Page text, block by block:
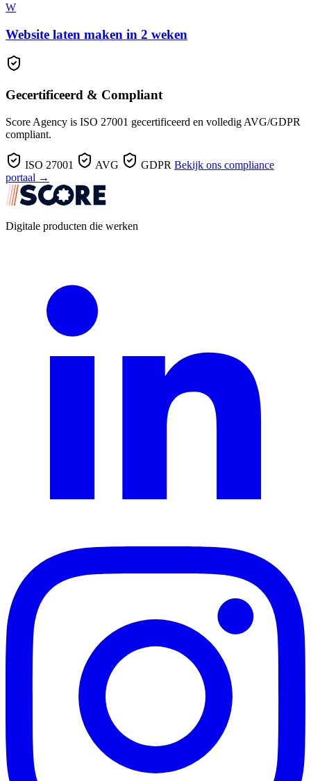
W
Website laten maken in 2 weken
Gecertificeerd & Compliant
Score Agency is ISO 27001 gecertificeerd en volledig AVG/GDPR
compliant.
ISO 27001 AVG GDPR Bekijk ons compliance
portaal →
Digitale producten die werken